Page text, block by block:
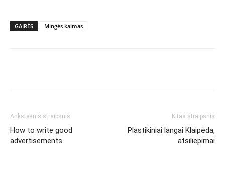
GAIRĖS Mingės kaimas
Ankstesnis straipsnis
How to write good
advertisements
Kitas straipsnis
Plastikiniai langai Klaipėda,
atsiliepimai